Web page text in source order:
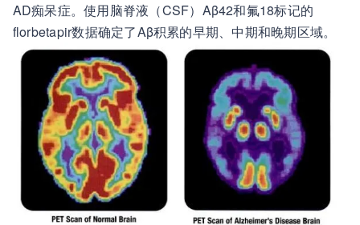
AD痴呆症。使用脑脊液（CSF）Aβ42和氟18标记的
florbetapir数据确定了Aβ积累的早期、中期和晚期区域。